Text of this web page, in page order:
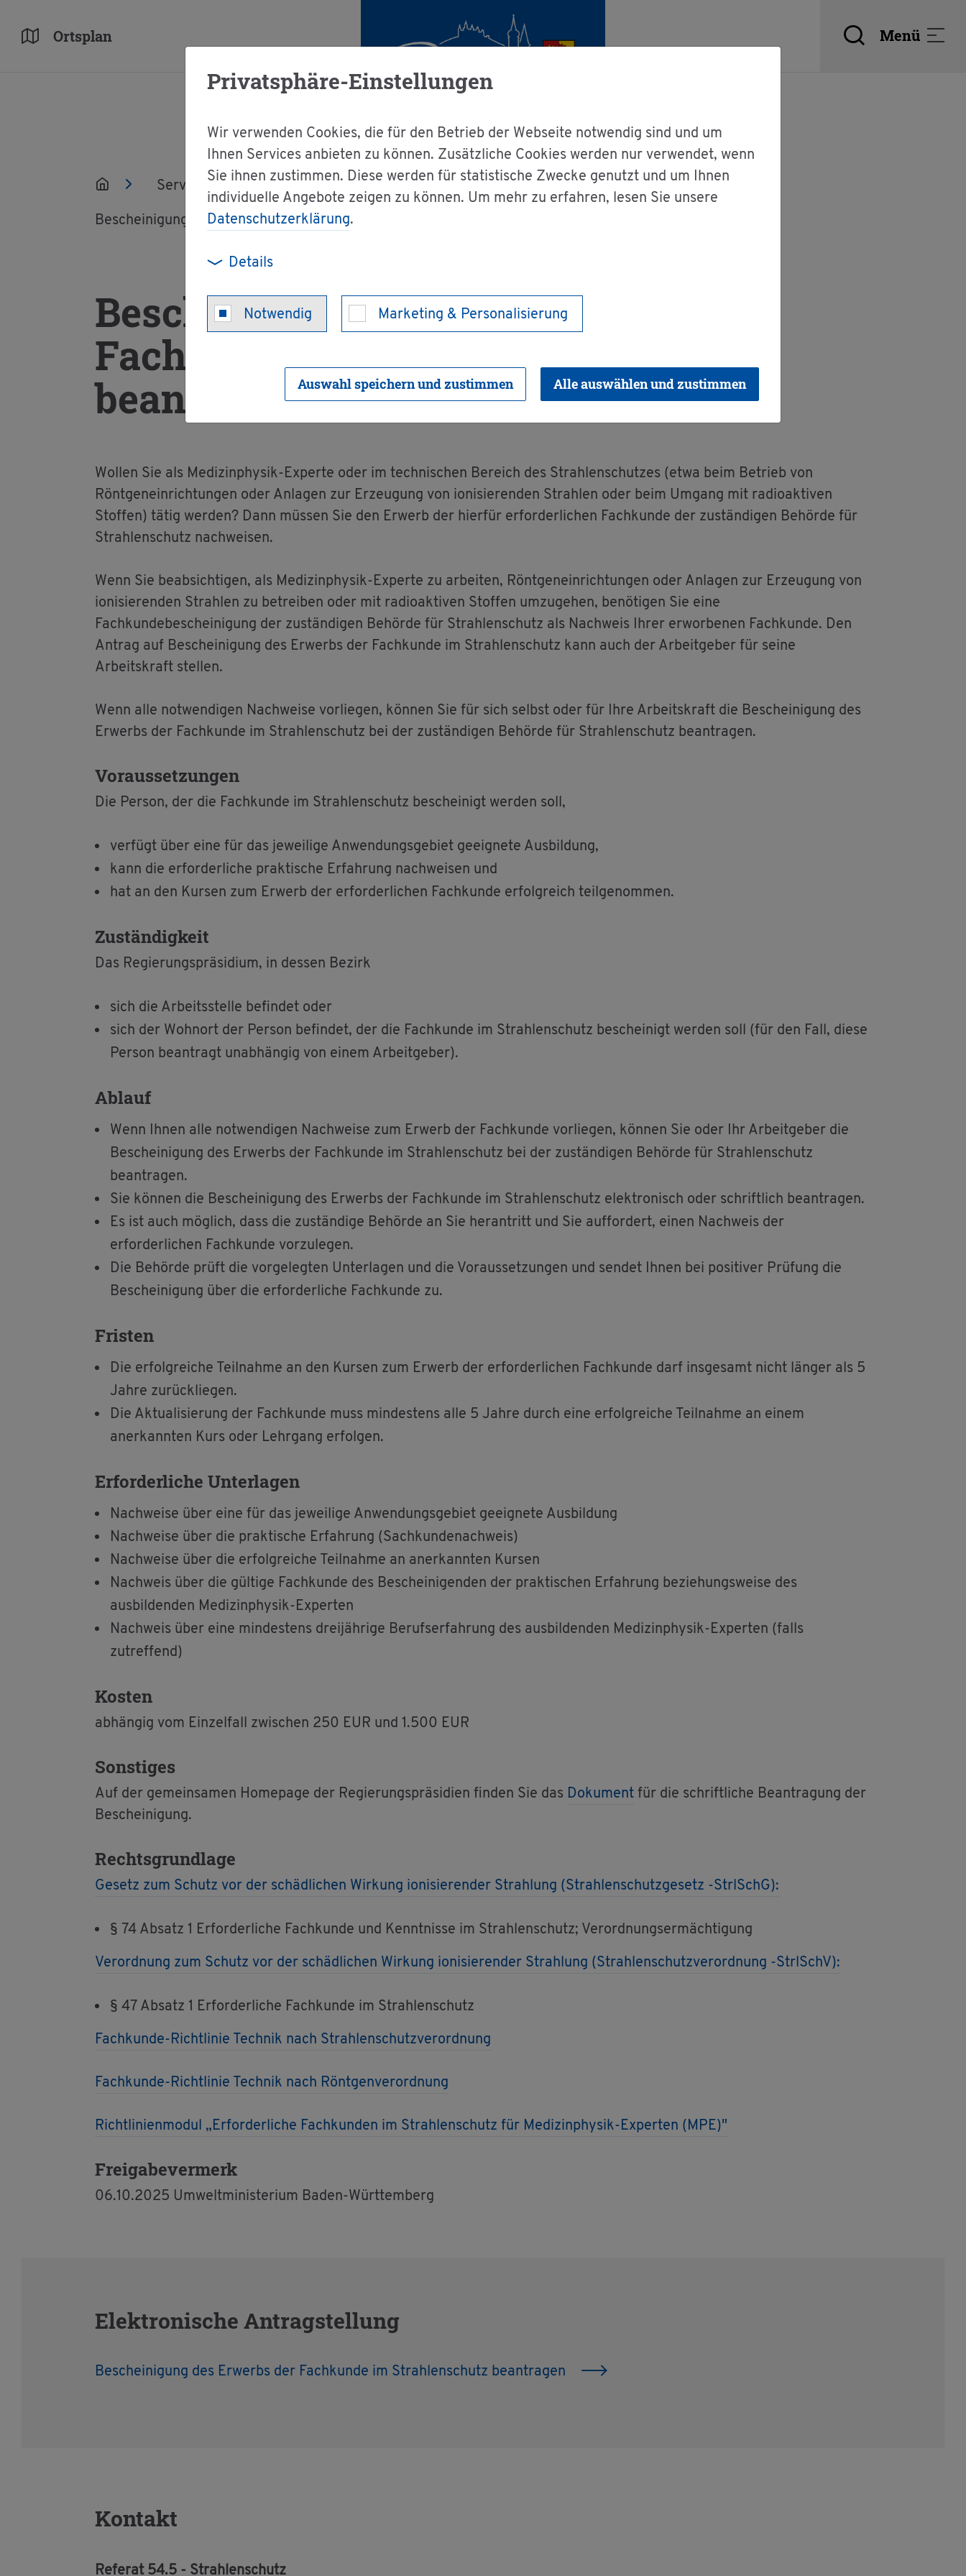
Privatsphäre-Einstellungen
Wir verwenden Cookies, die für den Betrieb der Webseite notwendig sind und um
Ihnen Services anbieten zu können. Zusätzliche Cookies werden nur verwendet, wenn
Sie ihnen zustimmen. Diese werden für statistische Zwecke genutzt und um Ihnen
individuelle Angebote zeigen zu können. Um mehr zu erfahren, lesen Sie unsere
Datenschutzerklärung.
Details
Notwendig Marketing & Personalisierung
Auswahl speichern und zustimmen Alle auswählen und zustimmen
Orts­plan Menü
Ser­vice Dienst­leis­tun­gen A-Z
Be­schei­ni­gung des Er­werbs der Fach­kun­de im Strah­len­schutz be­an­tra­gen
Be­schei­ni­gung des Er­werbs der
Fach­kun­de im Strah­len­schutz
be­an­tra­gen
Wol­len Sie als Me­di­zin­phy­sik-Ex­per­te oder im tech­ni­schen Be­reich des Strah­len­schut­zes (etwa beim Be­trieb von
Rönt­gen­ein­rich­tun­gen oder An­la­gen zur Er­zeu­gung von io­ni­sie­ren­den Strah­len oder beim Um­gang mit ra­dio­ak­ti­ven
Stof­fen) tätig wer­den? Dann müs­sen Sie den Er­werb der hier­für er­for­der­li­chen Fach­kun­de der zu­stän­di­gen Be­hör­de für
Strah­len­schutz nach­wei­sen.
Wenn Sie be­ab­sich­ti­gen, als Me­di­zin­phy­sik-Ex­per­te zu ar­bei­ten, Rönt­gen­ein­rich­tun­gen oder An­la­gen zur Er­zeu­gung von
io­ni­sie­ren­den Strah­len zu be­trei­ben oder mit ra­dio­ak­ti­ven Stof­fen um­zu­ge­hen, be­nö­ti­gen Sie eine
Fach­kun­de­be­schei­ni­gung der zu­stän­di­gen Be­hör­de für Strah­len­schutz als Nach­weis Ihrer er­wor­be­nen Fach­kun­de. Den
An­trag auf Be­schei­ni­gung des Er­werbs der Fach­kun­de im Strah­len­schutz kann auch der Ar­beit­ge­ber für seine
Ar­beits­kraft stel­len.
Wenn alle not­wen­di­gen Nach­wei­se vor­lie­gen, kön­nen Sie für sich selbst oder für Ihre Ar­beits­kraft die Be­schei­ni­gung des
Er­werbs der Fach­kun­de im Strah­len­schutz bei der zu­stän­di­gen Be­hör­de für Strah­len­schutz be­an­tra­gen.
Vor­aus­set­zun­gen
Die Per­son, der die Fach­kun­de im Strah­len­schutz be­schei­nigt wer­den soll,
ver­fügt über eine für das je­wei­li­ge An­wen­dungs­ge­biet ge­eig­ne­te Aus­bil­dung,
kann die er­for­der­li­che prak­ti­sche Er­fah­rung nach­wei­sen und
hat an den Kur­sen zum Er­werb der er­for­der­li­chen Fach­kun­de er­folg­reich teil­ge­nom­men.
Zu­stän­dig­keit
Das Re­gie­rungs­prä­si­di­um, in des­sen Be­zirk
sich die Ar­beits­stel­le be­fin­det oder
sich der Wohn­ort der Per­son be­fin­det, der die Fach­kun­de im Strah­len­schutz be­schei­nigt wer­den soll (für den Fall, diese
Per­son be­an­tragt un­ab­hän­gig von einem Ar­beit­ge­ber).
Ab­lauf
Wenn Ihnen alle not­wen­di­gen Nach­wei­se zum Er­werb der Fach­kun­de vor­lie­gen, kön­nen Sie oder Ihr Ar­beit­ge­ber die
Be­schei­ni­gung des Er­werbs der Fach­kun­de im Strah­len­schutz bei der zu­stän­di­gen Be­hör­de für Strah­len­schutz
be­an­tra­gen.
Sie kön­nen die Be­schei­ni­gung des Er­werbs der Fach­kun­de im Strah­len­schutz elek­tro­nisch oder schrift­lich be­an­tra­gen.
Es ist auch mög­lich, dass die zu­stän­di­ge Be­hör­de an Sie her­an­tritt und Sie auf­for­dert, einen Nach­weis der
er­for­der­li­chen Fach­kun­de vor­zu­le­gen.
Die Be­hör­de prüft die vor­ge­leg­ten Un­ter­la­gen und die Vor­aus­set­zun­gen und sen­det Ihnen bei po­si­ti­ver Prü­fung die
Be­schei­ni­gung über die er­for­der­li­che Fach­kun­de zu.
Fris­ten
Die er­folg­rei­che Teil­nah­me an den Kur­sen zum Er­werb der er­for­der­li­chen Fach­kun­de darf ins­ge­samt nicht län­ger als 5
Jahre zu­rück­lie­gen.
Die Ak­tua­li­sie­rung der Fach­kun­de muss min­des­tens alle 5 Jahre durch eine er­folg­rei­che Teil­nah­me an einem
an­er­kann­ten Kurs oder Lehr­gang er­fol­gen.
Er­for­der­li­che Un­ter­la­gen
Nach­wei­se über eine für das je­wei­li­ge An­wen­dungs­ge­biet ge­eig­ne­te Aus­bil­dung
Nach­wei­se über die prak­ti­sche Er­fah­rung (Sach­kun­de­nach­weis)
Nach­wei­se über die er­folg­rei­che Teil­nah­me an an­er­kann­ten Kur­sen
Nach­weis über die gül­ti­ge Fach­kun­de des Be­schei­ni­gen­den der prak­ti­schen Er­fah­rung be­zie­hungs­wei­se des
aus­bil­den­den Me­di­zin­phy­sik-Ex­per­ten
Nach­weis über eine min­des­tens drei­jäh­ri­ge Be­rufs­er­fah­rung des aus­bil­den­den Me­di­zin­phy­sik-Ex­per­ten (falls
zu­tref­fend)
Kos­ten
ab­hän­gig vom Ein­zel­fall zwi­schen 250 EUR und 1.500 EUR
Sons­ti­ges
Auf der ge­mein­sa­men Home­page der Re­gie­rungs­prä­si­di­en fin­den Sie das Do­ku­ment für die schrift­li­che Be­an­tra­gung der
Be­schei­ni­gung.
Rechts­grund­la­ge
Ge­setz zum Schutz vor der schäd­li­chen Wir­kung io­ni­sie­ren­der Strah­lung (Strah­len­schutz­ge­setz -StrlSchG):
§ 74 Ab­satz 1 Er­for­der­li­che Fach­kun­de und Kennt­nis­se im Strah­len­schutz; Ver­ord­nungs­er­mäch­ti­gung
Ver­ord­nung zum Schutz vor der schäd­li­chen Wir­kung io­ni­sie­ren­der Strah­lung (Strah­len­schutz­ver­ord­nung -StrlSchV):
§ 47 Ab­satz 1 Er­for­der­li­che Fach­kun­de im Strah­len­schutz
Fach­kun­de-Richt­li­nie Tech­nik nach Strah­len­schutz­ver­ord­nung
Fach­kun­de-Richt­li­nie Tech­nik nach Rönt­gen­ver­ord­nung
Richt­li­ni­en­mo­dul „Er­for­der­li­che Fach­kun­den im Strah­len­schutz für Me­di­zin­phy­sik-Ex­per­ten (MPE)"
Frei­ga­be­ver­merk
06.10.2025 Um­welt­mi­nis­te­ri­um Baden-Würt­tem­berg
Elek­tro­ni­sche An­trag­stel­lung
Be­schei­ni­gung des Er­werbs der Fach­kun­de im Strah­len­schutz be­an­tra­gen
Kon­takt
Re­fe­rat 54.5 - Strah­len­schutz